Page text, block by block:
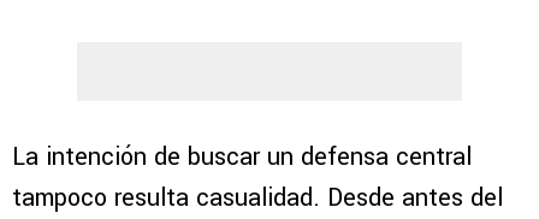
La intención de buscar un defensa central
tampoco resulta casualidad. Desde antes del